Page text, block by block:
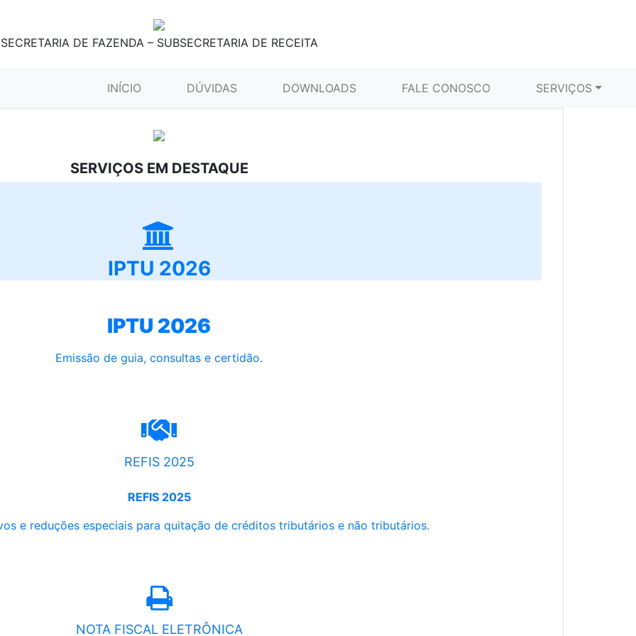
SECRETARIA DE FAZENDA – SUBSECRETARIA DE RECEITA
INÍCIO (CURRENT)DÚVIDAS DOWNLOADS FALE CONOSCO SERVIÇOS
SERVIÇOS EM DESTAQUE
IPTU 2026
IPTU 2026
Emissão de guia, consultas e certidão.
REFIS 2025
REFIS 2025
e reduções especiais para quitação de créditos tributários e não tributários.
NOTA FISCAL ELETRÔNICA